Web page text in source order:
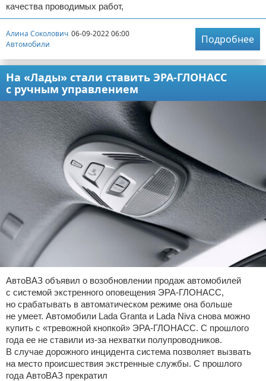
качества проводимых работ,
Алина Соколович 06-09-2022 06:00
Автомобили
Подробнее
На «Лады» стали ставить ЭРА-ГЛОНАСС
с ручным управлением
АвтоВАЗ объявил о возобновлении продаж автомобилей
с системой экстренного оповещения ЭРА-ГЛОНАСС,
но срабатывать в автоматическом режиме она больше
не умеет. Автомобили Lada Granta и Lada Niva снова можно
купить с «тревожной кнопкой» ЭРА-ГЛОНАСС. С прошлого
года ее не ставили из-за нехватки полупроводников.
В случае дорожного инцидента система позволяет вызвать
на место происшествия экстренные службы. С прошлого
года АвтоВАЗ прекратил